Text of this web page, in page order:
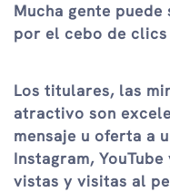
Mucha gente
por el cebo de
Los titulares, las
atractivo son
mensaje u oferta a
Instagram,
vistas y visitas al